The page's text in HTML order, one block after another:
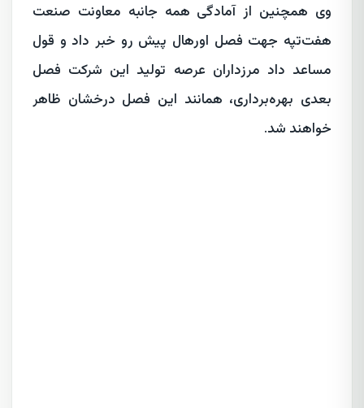
وی همچنین از آمادگی همه جانبه معاونت صنعت
هفت‌تپه جهت فصل اورهال پیش رو خبر داد و قول
مساعد داد مرزداران عرصه تولید این شرکت فصل
بعدی بهره‌برداری، همانند این فصل درخشان ظاهر
خواهند شد.